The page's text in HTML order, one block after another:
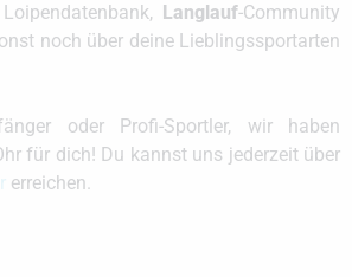
Langlauf-Community
noch über deine Lieblingssportarten
oder Profi-Sportler, wir haben
für dich! Du kannst uns jederzeit über
erreichen.